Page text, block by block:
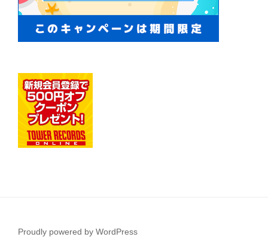
Proudly powered by WordPress